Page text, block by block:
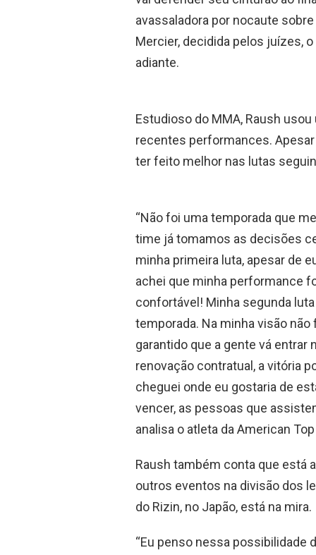
avassaladora por nocaute
Mercier, decidida pelos juízes,
adiante.
Estudioso do MMA, Raush
recentes performances.
ter feito melhor nas lutas
“Não foi uma temporada que
time já tomamos as decisões
minha primeira luta, apesar de
achei que minha performance
confortável! Minha segunda
temporada. Na minha visão não
garantido que a gente vá entrar
renovação contratual, a vitória
cheguei onde eu gostaria de
vencer, as pessoas que
analisa o atleta da American
Raush também conta que está
outros eventos na divisão dos
do Rizin, no Japão, está na mira.
“Eu penso nessa